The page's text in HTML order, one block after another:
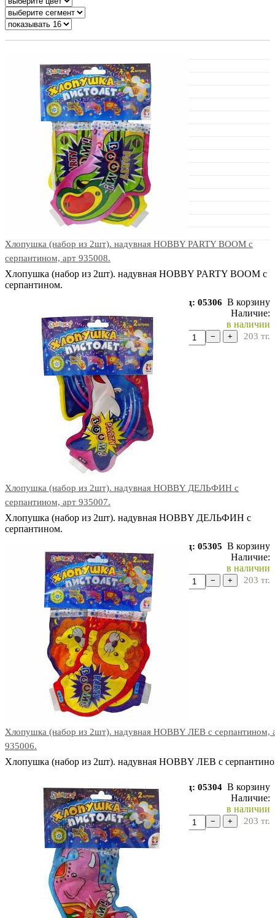
Хлопушка (набор из 2шт). надувная HOBBY PARTY BOOM с
серпантином, арт 935008.
Хлопушка (набор из 2шт). надувная HOBBY PARTY BOOM с
серпантином.
Код: 05306 В корзину
Наличие:
в наличии
203 тг.
− +
Хлопушка (набор из 2шт). надувная HOBBY ДЕЛЬФИН с
серпантином, арт 935007.
Хлопушка (набор из 2шт). надувная HOBBY ДЕЛЬФИН с
серпантином.
Код: 05305 В корзину
Наличие:
в наличии
203 тг.
− +
Хлопушка (набор из 2шт). надувная HOBBY ЛЕВ с серпантином,
935006.
Хлопушка (набор из 2шт). надувная HOBBY ЛЕВ с
Код: 05304 В корзину
Наличие:
в наличии
203 тг.
− +